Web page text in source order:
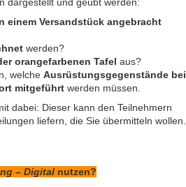
einem Versandstück angebracht
werden?
orangefarbenen Tafel aus?
welche Ausrüstungsgegenstände bei
mitgeführtwerden müssen.
dabei: Dieser kann den Teilnehmern
liefern, die Sie übermitteln wollen.
– Digitalnutzen?